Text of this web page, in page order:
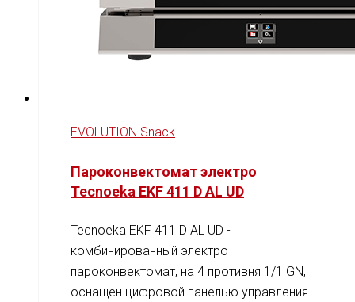
EVOLUTION Snack
Пароконвектомат электро
Tecnoeka EKF 411 D AL UD
Tecnoeka EKF 411 D AL UD -
комбинированный электро
пароконвектомат, на 4 противня 1/1 GN,
оснащен цифровой панелью управления.